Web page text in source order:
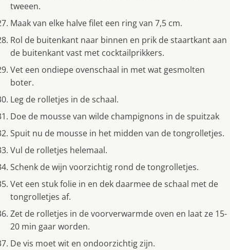
tweeen.
Maak van elke halve filet een ring van 7,5 cm.
Rol de buitenkant naar binnen en prik de staartkant aan
de buitenkant vast met cocktailprikkers.
Vet een ondiepe ovenschaal in met wat gesmolten
boter.
Leg de rolletjes in de schaal.
Doe de mousse van wilde champignons in de spuitzak
Spuit nu de mousse in het midden van de tongrolletjes.
Vul de rolletjes helemaal.
Schenk de wijn voorzichtig rond de tongrolletjes.
Vet een stuk folie in en dek daarmee de schaal met de
tongrolletjes af.
Zet de rolletjes in de voorverwarmde oven en laat ze 15-
20 min gaar worden.
De vis moet wit en ondoorzichtig zijn.